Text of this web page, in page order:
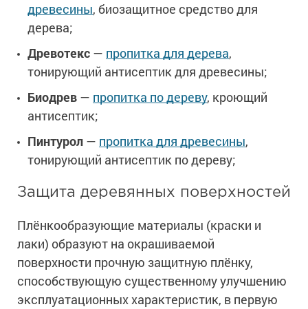
древесины, биозащитное средство для
дерева;
Древотекс — пропитка для дерева,
тонирующий антисептик для древесины;
Биодрев — пропитка по дереву, кроющий
антисептик;
Пинтурол — пропитка для древесины,
тонирующий антисептик по дереву;
Защита деревянных поверхностей
Плёнкообразующие материалы (краски и
лаки) образуют на окрашиваемой
поверхности прочную защитную плёнку,
способствующую существенному улучшению
эксплуатационных характеристик, в первую